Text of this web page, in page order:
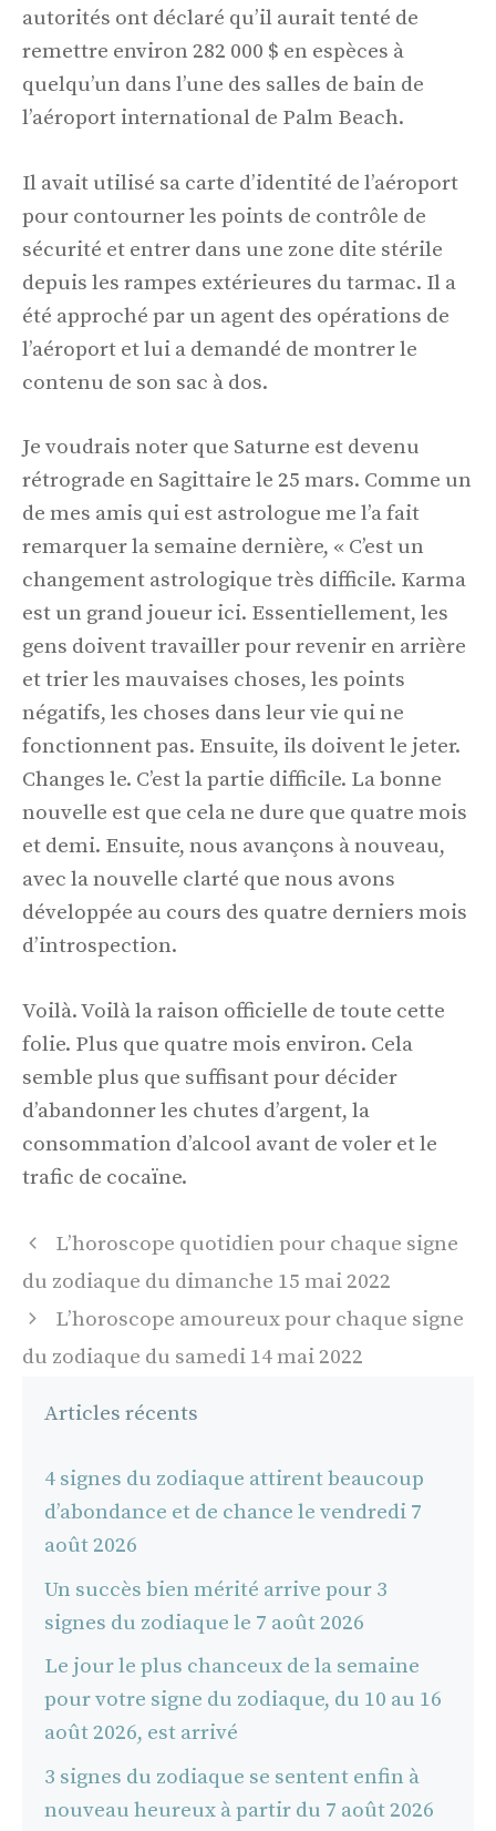
autorités ont déclaré qu’il aurait tenté de
remettre environ 282 000 $ en espèces à
quelqu’un dans l’une des salles de bain de
l’aéroport international de Palm Beach.
Il avait utilisé sa carte d’identité de l’aéroport
pour contourner les points de contrôle de
sécurité et entrer dans une zone dite stérile
depuis les rampes extérieures du tarmac. Il a
été approché par un agent des opérations de
l’aéroport et lui a demandé de montrer le
contenu de son sac à dos.
Je voudrais noter que Saturne est devenu
rétrograde en Sagittaire le 25 mars. Comme un
de mes amis qui est astrologue me l’a fait
remarquer la semaine dernière, « C’est un
changement astrologique très difficile. Karma
est un grand joueur ici. Essentiellement, les
gens doivent travailler pour revenir en arrière
et trier les mauvaises choses, les points
négatifs, les choses dans leur vie qui ne
fonctionnent pas. Ensuite, ils doivent le jeter.
Changes le. C’est la partie difficile. La bonne
nouvelle est que cela ne dure que quatre mois
et demi. Ensuite, nous avançons à nouveau,
avec la nouvelle clarté que nous avons
développée au cours des quatre derniers mois
d’introspection.
Voilà. Voilà la raison officielle de toute cette
folie. Plus que quatre mois environ. Cela
semble plus que suffisant pour décider
d’abandonner les chutes d’argent, la
consommation d’alcool avant de voler et le
trafic de cocaïne.
Navigation
des
L’horoscope quotidien pour chaque signe
du zodiaque du dimanche 15 mai 2022
L’horoscope amoureux pour chaque signe
du zodiaque du samedi 14 mai 2022
Articles récents
4 signes du zodiaque attirent beaucoup
d’abondance et de chance le vendredi 7
août 2026
Un succès bien mérité arrive pour 3
signes du zodiaque le 7 août 2026
Le jour le plus chanceux de la semaine
pour votre signe du zodiaque, du 10 au 16
août 2026, est arrivé
3 signes du zodiaque se sentent enfin à
nouveau heureux à partir du 7 août 2026